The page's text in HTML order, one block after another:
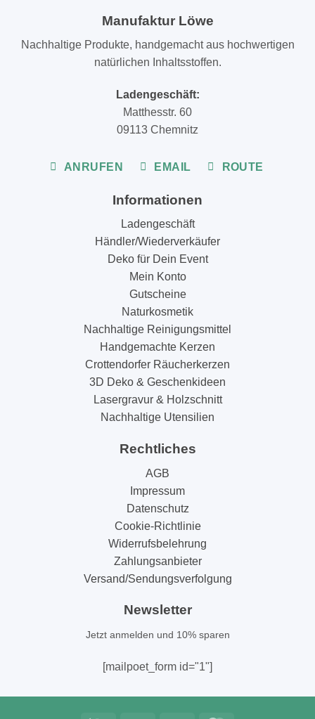
Manufaktur Löwe
Nachhaltige Produkte, handgemacht aus hochwertigen
natürlichen Inhaltsstoffen.
Ladengeschäft:
Matthesstr. 60
09113 Chemnitz
ANRUFEN EMAIL ROUTE
Informationen
Ladengeschäft
Händler/Wiederverkäufer
Deko für Dein Event
Mein Konto
Gutscheine
Naturkosmetik
Nachhaltige Reinigungsmittel
Handgemachte Kerzen
Crottendorfer Räucherkerzen
3D Deko & Geschenkideen
Lasergravur & Holzschnitt
Nachhaltige Utensilien
Rechtliches
AGB
Impressum
Datenschutz
Cookie-Richtlinie
Widerrufsbelehrung
Zahlungsanbieter
Versand/Sendungsverfolgung
Newsletter
Jetzt anmelden und 10% sparen
[mailpoet_form id="1"]